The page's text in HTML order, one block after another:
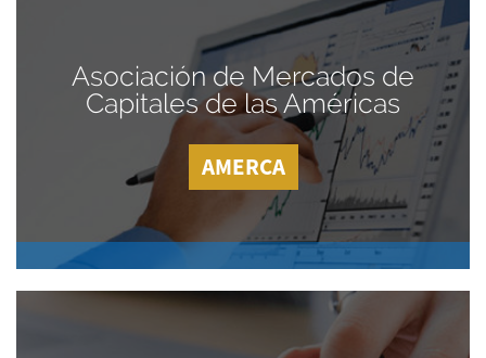
Asociación de Mercados de
Capitales de las Américas
AMERCA